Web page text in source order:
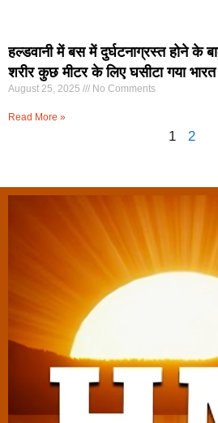
हल्डवानी में बस में दुर्घटनाग्रस्त होने के
शरीर कुछ मीटर के लिए घसीटा गया भारत
August 25, 2025 No Comments
Read More »
1 2